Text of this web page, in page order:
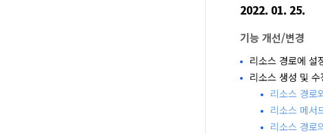
2022. 01. 25.
기능 개선/변경
리소스 경로에 설
리소스 생성 및
리소스 경로
리소스 메서
리소스 경로